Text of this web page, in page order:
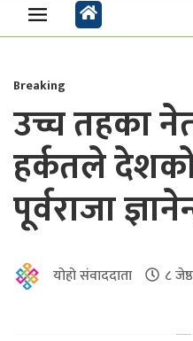
Breaking
उच्च तहका
हर्कतले
पूर्वराजा
योहो संवाददाता ८